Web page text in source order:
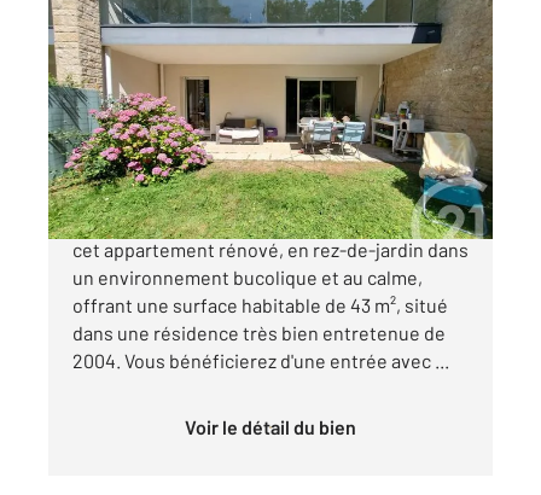
VANNES 56
43,32 m , 2 pièces
Ref : 3605
Appartement à vendre
242 500 €
À Vannes, secteur Tohannic, venez découvrir
cet appartement rénové, en rez-de-jardin dans
un environnement bucolique et au calme,
offrant une surface habitable de 43 m², situé
dans une résidence très bien entretenue de
2004. Vous bénéficierez d'une entrée avec ...
Voir le détail du bien